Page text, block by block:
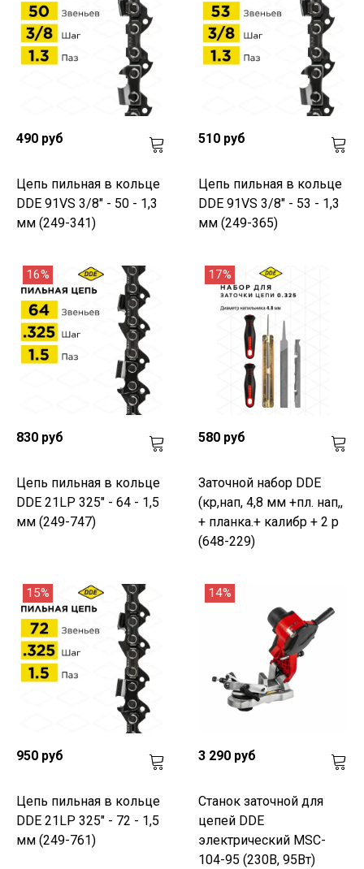
490 руб
Цепь пильная в кольце
DDE 91VS 3/8" - 50 - 1,3
мм (249-341)
510 руб
Цепь пильная в кольце
DDE 91VS 3/8" - 53 - 1,3
мм (249-365)
16%
830 руб
Цепь пильная в кольце
DDE 21LP 325" - 64 - 1,5
мм (249-747)
17%
580 руб
Заточной набор DDE
(кр,нап, 4,8 мм +пл. нап,,
+ планка.+ калибр + 2 р
(648-229)
15%
950 руб
Цепь пильная в кольце
DDE 21LP 325" - 72 - 1,5
мм (249-761)
14%
3 290 руб
Станок заточной для
цепей DDE
электрический MSC-
104-95 (230В, 95Вт)